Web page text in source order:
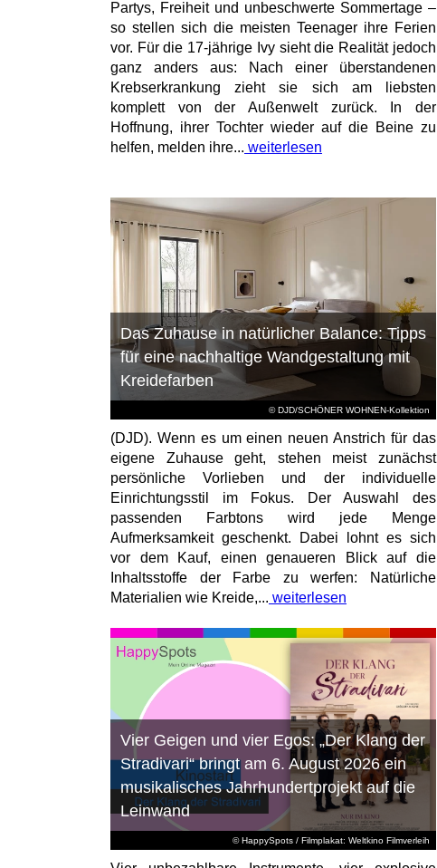
Partys, Freiheit und unbeschwerte Sommertage –
so stellen sich die meisten Teenager ihre Ferien
vor. Für die 17-jährige Ivy sieht die Realität jedoch
ganz anders aus: Nach einer überstandenen
Krebserkrankung zieht sie sich am liebsten
komplett von der Außenwelt zurück. In der
Hoffnung, ihrer Tochter wieder auf die Beine zu
helfen, melden ihre... weiterlesen
© DJD/SCHÖNER WOHNEN-Kollektion
Das Zuhause in natürlicher Balance: Tipps
für eine nachhaltige Wandgestaltung mit
Kreidefarben
(DJD). Wenn es um einen neuen Anstrich für das
eigene Zuhause geht, stehen meist zunächst
persönliche Vorlieben und der individuelle
Einrichtungsstil im Fokus. Der Auswahl des
passenden Farbtons wird jede Menge
Aufmerksamkeit geschenkt. Dabei lohnt es sich
vor dem Kauf, einen genaueren Blick auf die
Inhaltsstoffe der Farbe zu werfen: Natürliche
Materialien wie Kreide,... weiterlesen
© HappySpots / Filmplakat: Weltkino Filmverleih
Vier Geigen und vier Egos: „Der Klang der
Stradivari“ bringt am 6. August 2026 ein
musikalisches Jahrhundertprojekt auf die
Leinwand